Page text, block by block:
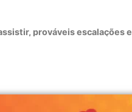
prováveis escalações